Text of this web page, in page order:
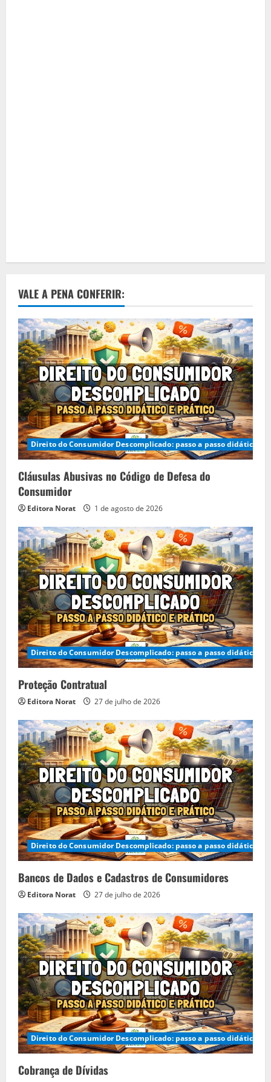
VALE A PENA CONFERIR:
Direito do Consumidor Descomplicado: passo a passo didático e
Cláusulas Abusivas no Código de Defesa do
Consumidor
Editora Norat 1 de agosto de 2026
Direito do Consumidor Descomplicado: passo a passo didático e
Proteção Contratual
Editora Norat 27 de julho de 2026
Direito do Consumidor Descomplicado: passo a passo didático e
Bancos de Dados e Cadastros de Consumidores
Editora Norat 27 de julho de 2026
Direito do Consumidor Descomplicado: passo a passo didático e
Cobrança de Dívidas